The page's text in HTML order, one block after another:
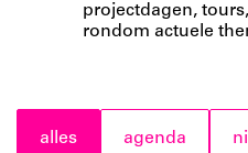
projectdagen,
rondom actuele
alles agenda